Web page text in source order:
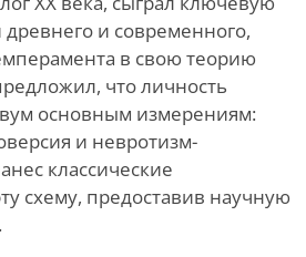
и современного,
в свою теорию
что личность
основным измерениям:
и невротизм-
классические
схему, предоставив научную